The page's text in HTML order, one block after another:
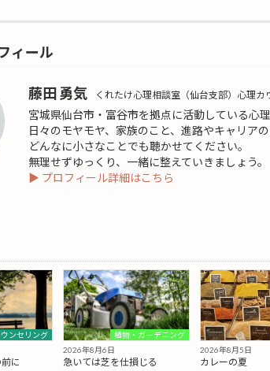
ィール
藤田 勇気 くれたけ心理相談室（仙台支部）心理カ
宮城県仙台市・富谷市を拠点に活動している心理
日々のモヤモヤ、家族のこと、進路やキャリアの
どんなに小さなことでも聴かせてください。
無理せずゆっくり、一緒に整えていきましょう。
▶ プロフィール詳細はこちら
ウンセリング
に
植物・ガーデニング
2026年8月6日
急いては芝を仕損じる
2026年8月5日
カレーの夏